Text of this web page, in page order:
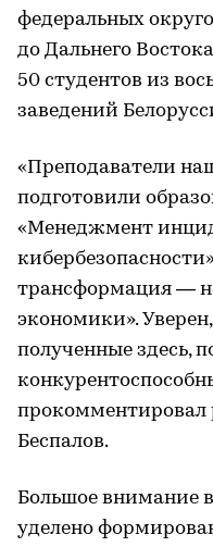
федеральных
до Дальнего
50 студентов из
заведений
«Преподаватели
подготовили
«Менеджмент
трансформация —
экономики».
полученные здесь,
Беспалов.
Большое внимание
уделено